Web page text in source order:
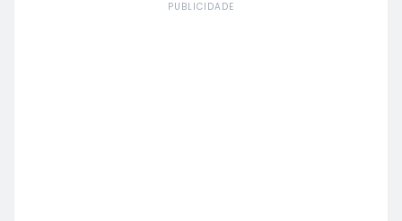
PUBLICIDADE